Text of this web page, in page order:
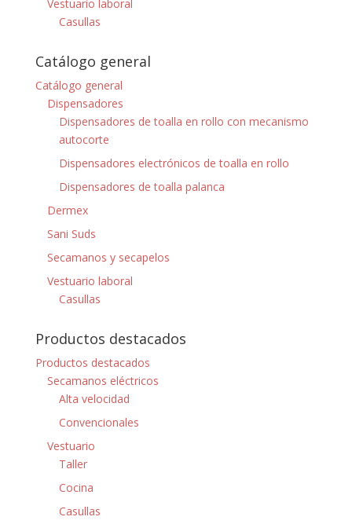
Vestuario laboral
Casullas
Catálogo general
Catálogo general
Dispensadores
Dispensadores de toalla en rollo con mecanismo
autocorte
Dispensadores electrónicos de toalla en rollo
Dispensadores de toalla palanca
Dermex
Sani Suds
Secamanos y secapelos
Vestuario laboral
Casullas
Productos destacados
Productos destacados
Secamanos eléctricos
Alta velocidad
Convencionales
Vestuario
Taller
Cocina
Casullas